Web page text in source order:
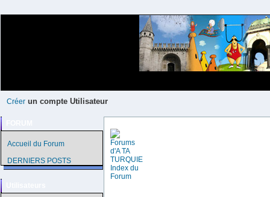
Créer un compte Utilisateur
Accueil du Forum
DERNIERS POSTS